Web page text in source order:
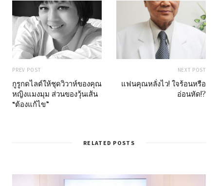
PREV POST
กูรูกดไลต์ให้ชุดวิวาห์ของคุณ
หญิงแมงมุม ส่วนของวุ้นเส้น
“ต้องแก้ไข”
NEXT POST
แฟนคุณหลั่งไว! ใจร้อนหรือ
อ่อนหัด!?
RELATED POSTS